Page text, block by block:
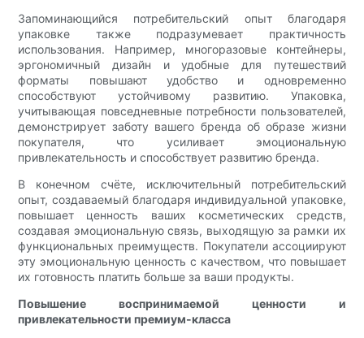
Запоминающийся потребительский опыт благодаря
упаковке также подразумевает практичность
использования. Например, многоразовые контейнеры,
эргономичный дизайн и удобные для путешествий
форматы повышают удобство и одновременно
способствуют устойчивому развитию. Упаковка,
учитывающая повседневные потребности пользователей,
демонстрирует заботу вашего бренда об образе жизни
покупателя, что усиливает эмоциональную
привлекательность и способствует развитию бренда.
В конечном счёте, исключительный потребительский
опыт, создаваемый благодаря индивидуальной упаковке,
повышает ценность ваших косметических средств,
создавая эмоциональную связь, выходящую за рамки их
функциональных преимуществ. Покупатели ассоциируют
эту эмоциональную ценность с качеством, что повышает
их готовность платить больше за ваши продукты.
Повышение воспринимаемой ценности и
привлекательности премиум-класса